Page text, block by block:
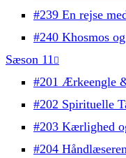
#239 En rejse
#240 Khosmos
Sæson 11
#201 Ærkeengle
#202 Spirituelle
#203 Kærlighed
#204